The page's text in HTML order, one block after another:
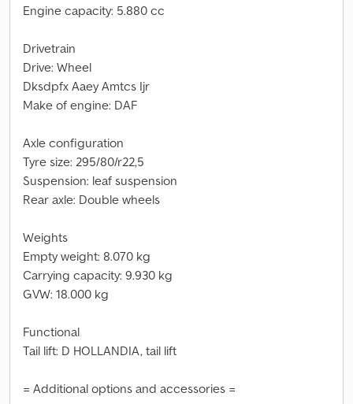
Engine capacity: 5.880 cc
Drivetrain
Drive: Wheel
Dksdpfx Aaey Amtcs Ijr
Make of engine: DAF
Axle configuration
Tyre size: 295/80/r22,5
Suspension: leaf suspension
Rear axle: Double wheels
Weights
Empty weight: 8.070 kg
Carrying capacity: 9.930 kg
GVW: 18.000 kg
Functional
Tail lift: D HOLLANDIA, tail lift
= Additional options and accessories =